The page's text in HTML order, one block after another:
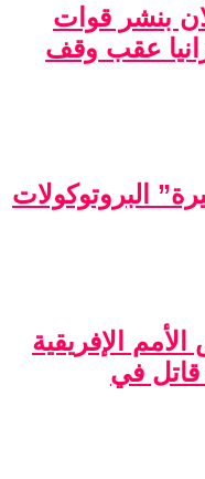
بنشر قوات
عقب وقف
البروتوكولات
الإفريقية
قاتل في